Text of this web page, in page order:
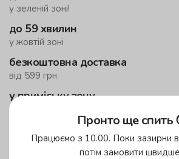
у зеленій зоні!
до 59 хвилин
у жовтій зоні
безкоштовна доставка
від 599 грн
у приміську зону
мінімальне замовлення 1500 грн
Зони доставки
Пронто ще
Працюємо з 10.00. Поки
потім замовити